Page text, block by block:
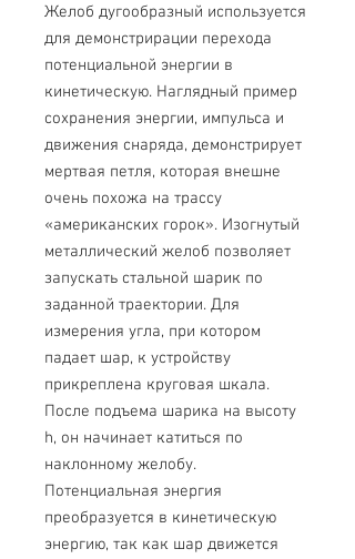
Желоб дугообразный используется
для демонстрирации перехода
потенциальной энергии в
кинетическую. Наглядный пример
сохранения энергии, импульса и
движения снаряда, демонстрирует
мертвая петля, которая внешне
очень похожа на трассу
«американских горок». Изогнутый
металлический желоб позволяет
запускать стальной шарик по
заданной траектории. Для
измерения угла, при котором
падает шар, к устройству
прикреплена круговая шкала.
После подъема шарика на высоту
h, он начинает катиться по
наклонному желобу.
Потенциальная энергия
преобразуется в кинетическую
энергию, так как шар движется